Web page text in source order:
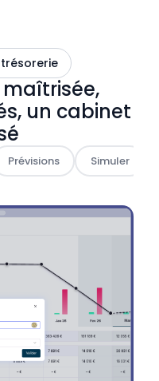
un cabinet
Prévisions Simuler